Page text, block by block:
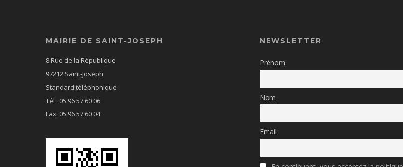
MAIRIE DE SAINT-JOSEPH
8 Rue de la République
97212 Saint-Joseph
Standard téléphonique
Tél : 05 96 57 60 06
Fax: 05 96 57 60 04
NEWSLETTER
Prénom
Nom
Email